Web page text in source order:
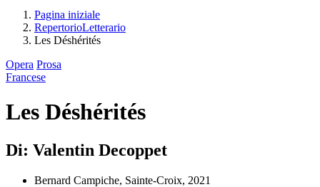
Pagina iniziale
RepertorioLetterario
Les Déshérités
Opera Prosa
Francese
Les Déshérités
Di: Valentin Decoppet
Bernard Campiche, Sainte-Croix, 2021